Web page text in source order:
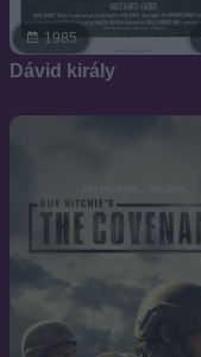
1985
Dávid király